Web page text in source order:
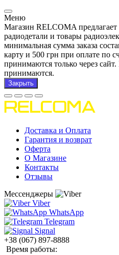
Меню
Магазин RELCOMA
радиодетали и товары
минимальная сумма заказа
карту и 500 грн при оплате по
принимаются только через
принимаются.
Закрыть
Доставка и Оплата
Гарантия и возврат
Оферта
О Магазине
Контакты
Отзывы
Мессенджеры
Viber
WhatsApp
Telegram
Signal
+38 (067) 897-8888
Время работы: